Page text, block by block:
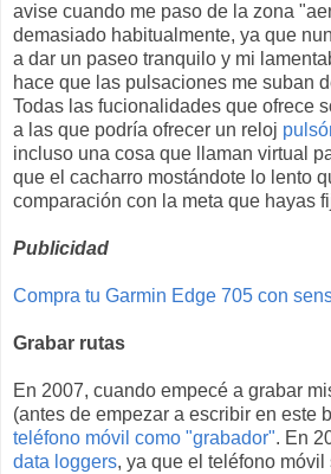
avise cuando me paso de la zona
demasiado habitualmente, ya que
a dar un paseo tranquilo y mi
hace que las pulsaciones me suban
Todas las fucionalidades que ofrece
a las que podría ofrecer un reloj
incluso una cosa que llaman virtual
que el cacharro mostándote lo lento
comparación con la meta que hayas
Publicidad
Compra tu Garmin Edge 705 con
Grabar rutas
En 2007, cuando empecé a grabar
(antes de empezar a escribir en este
teléfono móvil como "grabador". En
data loggers, ya que el teléfono